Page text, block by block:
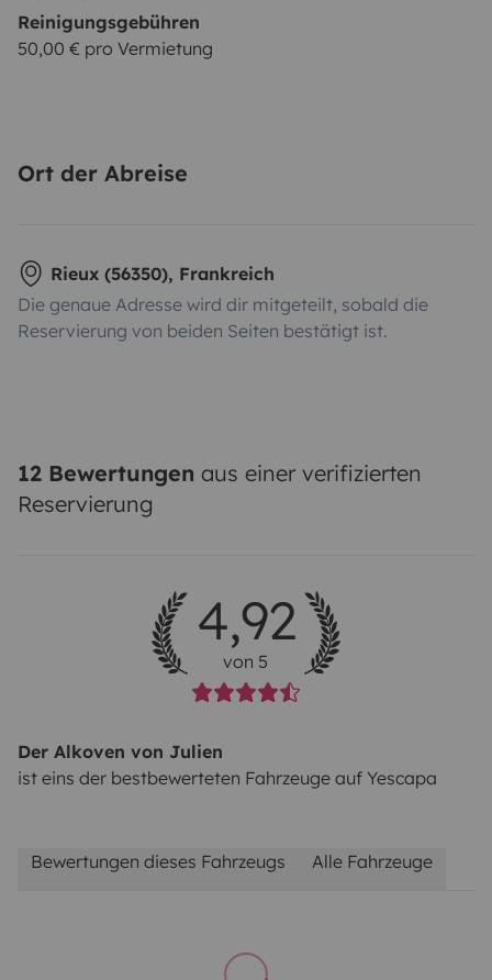
Reinigungsgebühren
50,00 € pro Vermietung
Ort der Abreise
Rieux (56350), Frankreich
Die genaue Adresse wird dir mitgeteilt, sobald die
Reservierung von beiden Seiten bestätigt ist.
12 Bewertungen aus einer verifizierten
Reservierung
4,92
von 5
Der Alkoven von Julien
ist eins der bestbewerteten Fahrzeuge auf Yescapa
Bewertungen dieses Fahrzeugs Alle Fahrzeuge